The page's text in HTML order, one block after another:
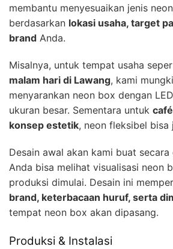
membantu menyesuaikan jenis
berdasarkan lokasi usaha, target
brand Anda.
Misalnya, untuk tempat usaha
malam hari di Lawang, kami
menyarankan neon box dengan
ukuran besar. Sementara untuk
konsep estetik, neon fleksibel bisa
Desain awal akan kami buat secara
Anda bisa melihat visualisasi neon
produksi dimulai. Desain ini
brand, keterbacaan huruf, serta
tempat neon box akan dipasang.
Produksi & Instalasi